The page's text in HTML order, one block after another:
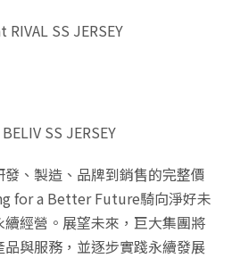
SS JERSEY
SS JERSEY
、製造、品牌到銷售的完整價
for a Better Future騎向淨好未
經營。展望未來，巨大集團將
與服務，並逐步實踐永續發展